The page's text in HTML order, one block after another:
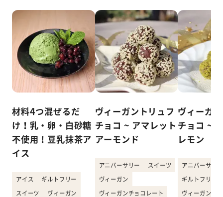
材料4つ混ぜるだ
け！乳・卵・白砂糖
不使用！豆乳抹茶ア
イス
アイス ギルトフリー
スイーツ ヴィーガン
ヴィーガントリュフ
チョコ ~ アマレット
アーモンド
アニバーサリー スイーツ
ヴィーガン
ヴィーガンチョコレート
ヴィーガ
チョコ ~
レモン
アニバーサリー
ギルトフリー
ヴィーガン